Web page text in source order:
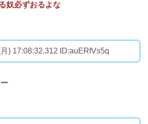
奴必ずおるよな
) 17:08:32.312 ID:auERfVs5q